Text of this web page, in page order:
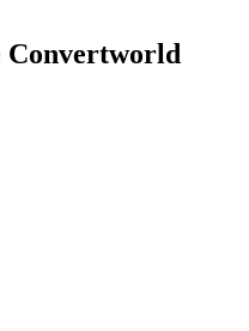
Convertworld